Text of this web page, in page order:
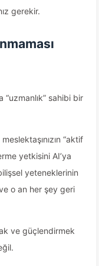
gerekir.
“uzmanlık” sahibi bir
“aktif
yetkisini AI’ya
yeteneklerinin
o an her şey geri
ve güçlendirmek